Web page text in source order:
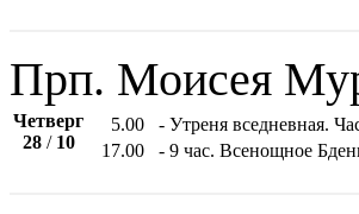
Прп. Моисея
Четверг
28/ 10
5.00
- Утреня вседневная.
17.00
- 9 час. Всенощное